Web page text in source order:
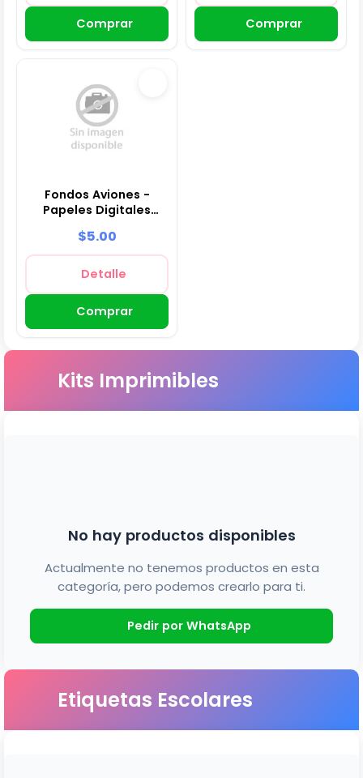
Comprar Comprar
Fondos Aviones -
Papeles Digitales
$5.00
Detalle
Comprar
Kits Imprimibles
No hay productos disponibles
Actualmente no tenemos productos en esta
categoría, pero podemos crearlo para ti.
Pedir por WhatsApp
Etiquetas Escolares